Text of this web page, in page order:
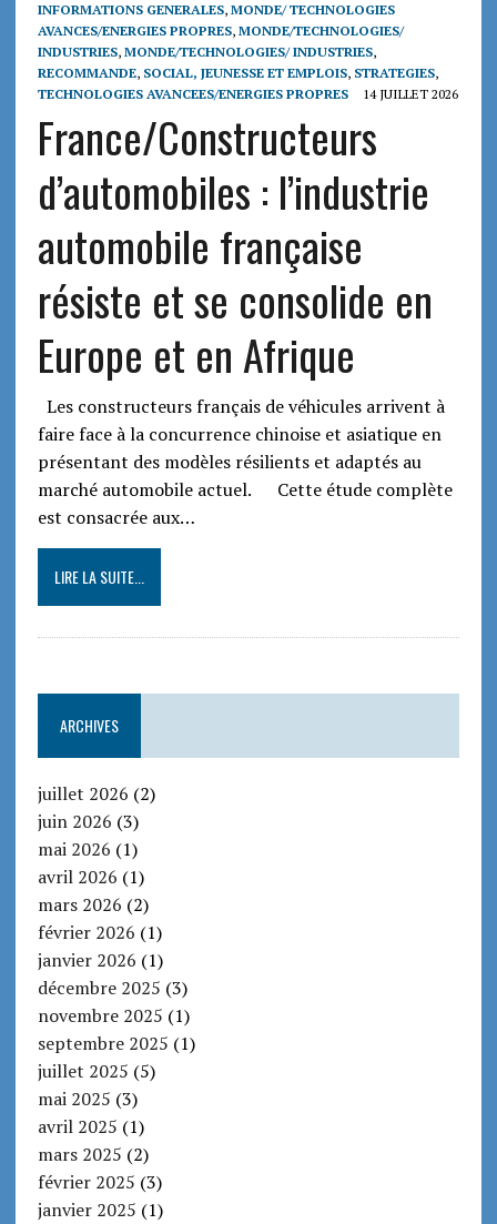
INFORMATIONS GENERALES, MONDE/ TECHNOLOGIES
AVANCES/ENERGIES PROPRES, MONDE/TECHNOLOGIES/
INDUSTRIES, MONDE/TECHNOLOGIES/ INDUSTRIES,
RECOMMANDE, SOCIAL, JEUNESSE ET EMPLOIS, STRATEGIES,
TECHNOLOGIES AVANCEES/ENERGIES PROPRES
14 JUILLET 2026
France/Constructeurs
d’automobiles : l’industrie
automobile française
résiste et se consolide en
Europe et en Afrique
Les constructeurs français de véhicules arrivent à
faire face à la concurrence chinoise et asiatique en
présentant des modèles résilients et adaptés au
marché automobile actuel. Cette étude complète
est consacrée aux…
LIRE LA SUITE...
ARCHIVES
juillet 2026 (2)
juin 2026 (3)
mai 2026 (1)
avril 2026 (1)
mars 2026 (2)
février 2026 (1)
janvier 2026 (1)
décembre 2025 (3)
novembre 2025 (1)
septembre 2025 (1)
juillet 2025 (5)
mai 2025 (3)
avril 2025 (1)
mars 2025 (2)
février 2025 (3)
janvier 2025 (1)